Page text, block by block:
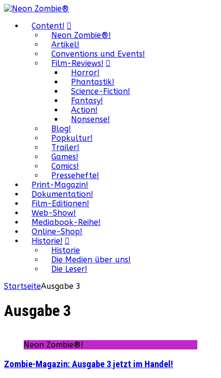
Content!
Neon Zombie®!
Artikel!
Conventions und Events!
Film-Reviews!
Horror!
Phantastik!
Science-Fiction!
Fantasy!
Action!
Nonsense!
Blog!
Popkultur!
Trailer!
Games!
Comics!
Pressehefte!
Print-Magazin!
Dokumentation!
Film-Editionen!
Web-Show!
Mediabook-Reihe!
Online-Shop!
Historie!
Historie
Die Medien über uns!
Die Leser!
StartseiteAusgabe 3
Ausgabe 3
Neon Zombie®!
Zombie-Magazin: Ausgabe 3 jetzt im Handel!